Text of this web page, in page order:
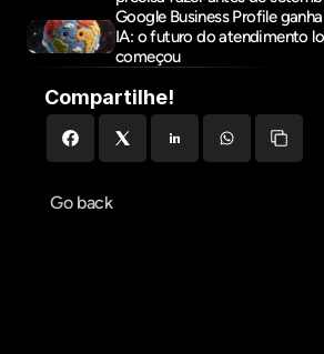
Google Business Profile
IA: o futuro do atendimento
começou
Compartilhe!
Go back